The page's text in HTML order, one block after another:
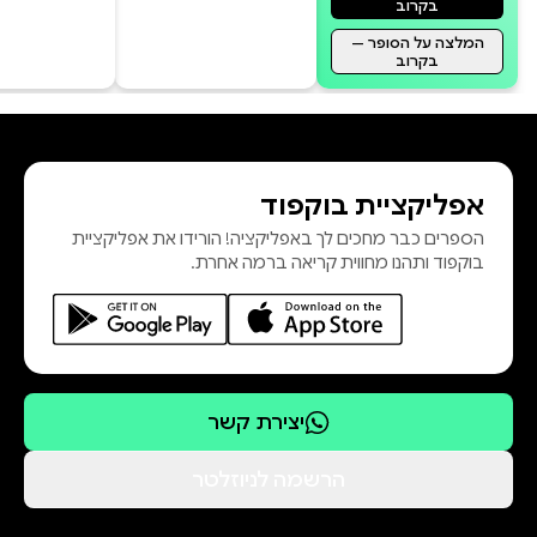
בקרוב
המלצה על הסופר —
בקרוב
אפליקציית בוקפוד
הספרים כבר מחכים לך באפליקציה! הורידו את אפליקציית
בוקפוד ותהנו מחווית קריאה ברמה אחרת.
יצירת קשר